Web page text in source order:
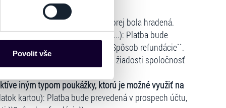
mohou představovat
obsahu a reklam.
varianty. Svoji volbu
Povolit vše
úhrady vstupného:
vrátená priamo na kartu, z ktorej bola hradená.
TatraPay, ePlatby VÚB, ...): Platba bude
o refundáciu`` v časti ``Spôsob refundácie``.
platobnú bránu): Po vybavení žiadosti spoločnosť
iným typom poukážky, ktorú je možné využiť na
kartou): Platba bude prevedená v prospech účtu,